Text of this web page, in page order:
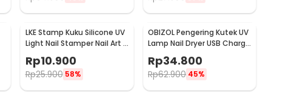
LKE Stamp Kuku Silicone UV
Light Nail Stamper Nail Art -
Rp10.900
Rp25.900 58%
OBIZOL Pengering Kutek UV
Lamp Nail Dryer USB Charge
54W - MINI802
Rp34.800
Rp62.900 45%